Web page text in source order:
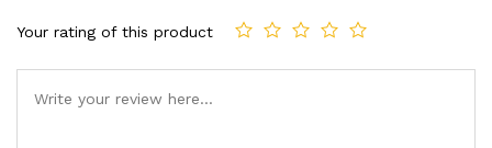
Your rating of this product